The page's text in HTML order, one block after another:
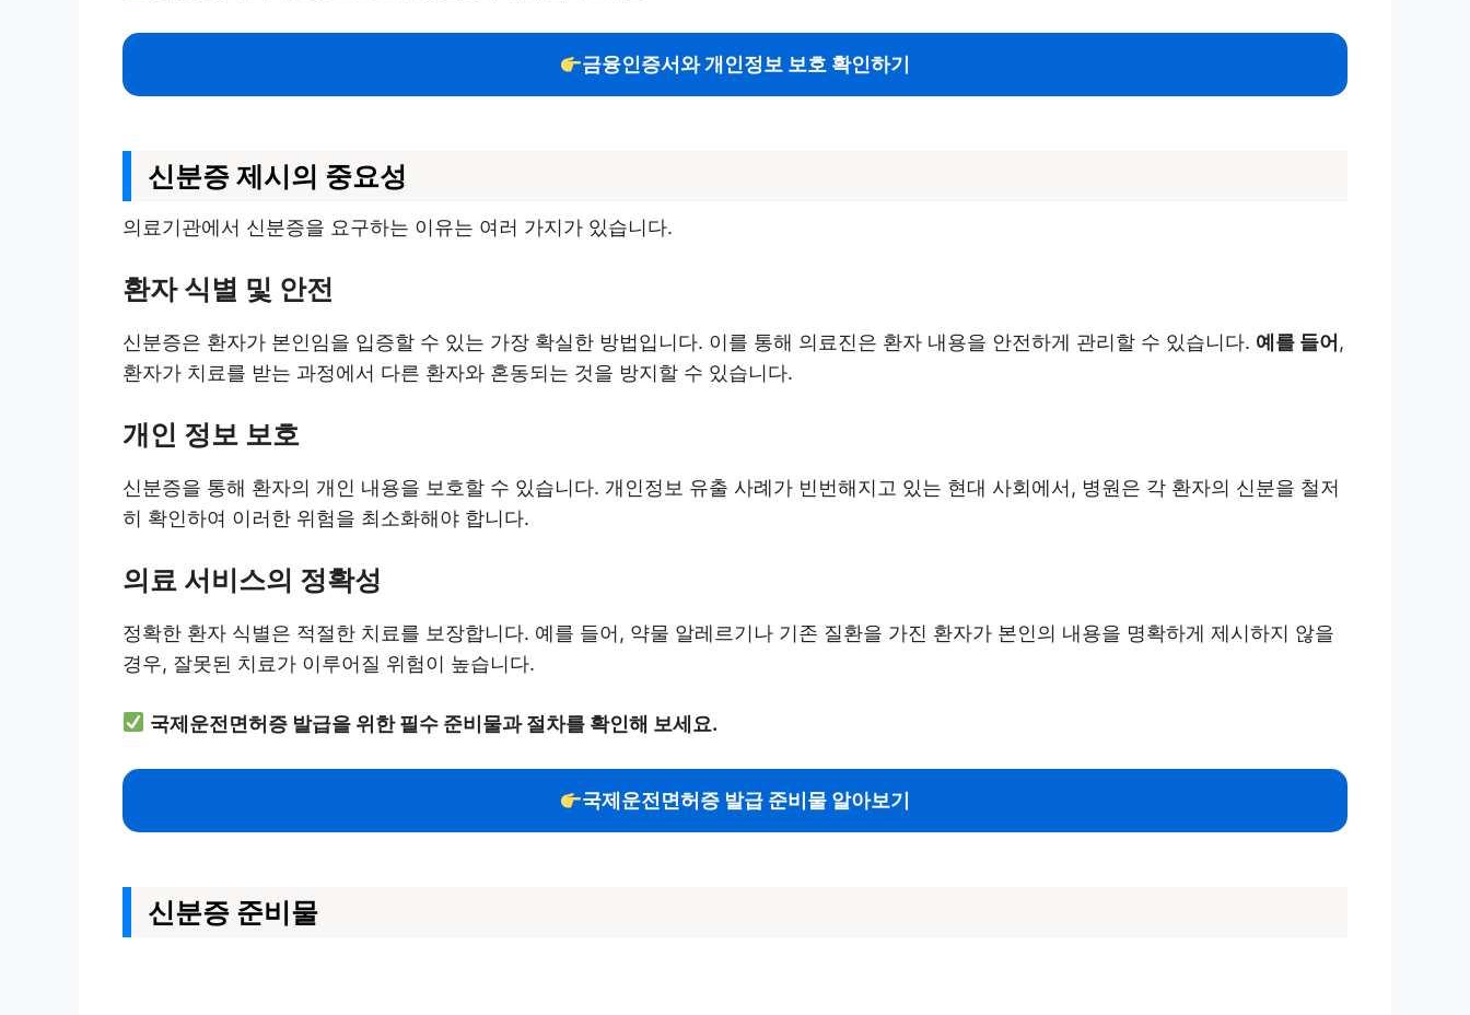
금융인증서와 개인정보 보호 확인하기
신분증 제시의 중요성
의료기관에서 신분증을 요구하는 이유는 여러 가지가 있습니다.
환자 식별 및 안전
신분증은 환자가 본인임을 입증할 수 있는 가장 확실한 방법입니다. 이를 통해 의료진은 환자 내용을 안전하게 관리할 수 있습니다. 예를 들어,
환자가 치료를 받는 과정에서 다른 환자와 혼동되는 것을 방지할 수 있습니다.
개인 정보 보호
신분증을 통해 환자의 개인 내용을 보호할 수 있습니다. 개인정보 유출 사례가 빈번해지고 있는 현대 사회에서, 병원은 각 환자의 신분을 철저
히 확인하여 이러한 위험을 최소화해야 합니다.
의료 서비스의 정확성
정확한 환자 식별은 적절한 치료를 보장합니다. 예를 들어, 약물 알레르기나 기존 질환을 가진 환자가 본인의 내용을 명확하게 제시하지 않을
경우, 잘못된 치료가 이루어질 위험이 높습니다.
국제운전면허증 발급을 위한 필수 준비물과 절차를 확인해 보세요.
국제운전면허증 발급 준비물 알아보기
신분증 준비물